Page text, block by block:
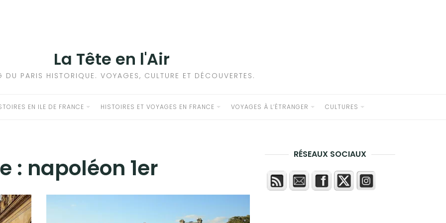
La Tête en l'Air
DU PARIS HISTORIQUE. VOYAGES, CULTURE ET DÉCOUVERTES.
EN ILE DE FRANCE HISTOIRES ET VOYAGES EN FRANCE VOYAGES À L’ÉTRANGER CULTURES
: napoléon 1er RÉSEAUX SOCIAUX